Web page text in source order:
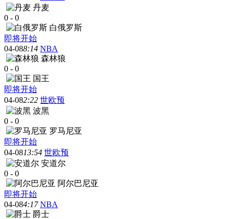
丹麦
0 - 0
白俄罗斯
即将开始
04-088:14 NBA
森林狼
0 - 0
国王
即将开始
04-082:22 世欧预
波黑
0 - 0
罗马尼亚
即将开始
04-0813:54 世欧预
安道尔
0 - 0
阿尔巴尼亚
即将开始
04-084:17 NBA
爵士